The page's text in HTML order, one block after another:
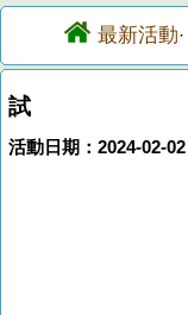
最新活動·
試
活動日期：2024-02-02